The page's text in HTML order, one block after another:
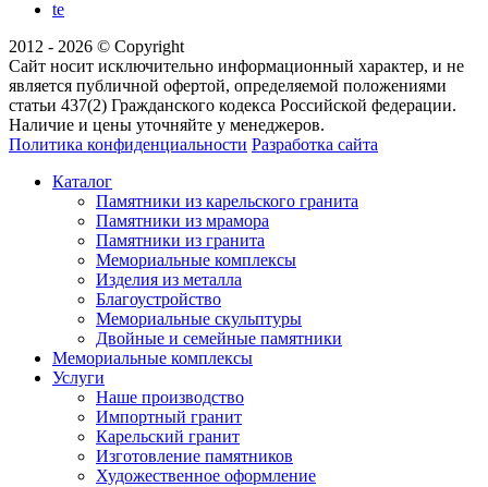
te
2012 - 2026 © Copyright
Сайт носит исключительно информационный характер, и не
является публичной офертой, определяемой положениями
статьи 437(2) Гражданского кодекса Российской федерации.
Наличие и цены уточняйте у менеджеров.
Политика конфиденциальности Разработка сайта
Каталог
Памятники из карельского гранита
Памятники из мрамора
Памятники из гранита
Мемориальные комплексы
Изделия из металла
Благоустройство
Мемориальные скульптуры
Двойные и семейные памятники
Мемориальные комплексы
Услуги
Наше производство
Импортный гранит
Карельский гранит
Изготовление памятников
Художественное оформление